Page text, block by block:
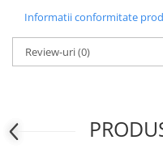
Informatii conformitate
Review-uri(0)